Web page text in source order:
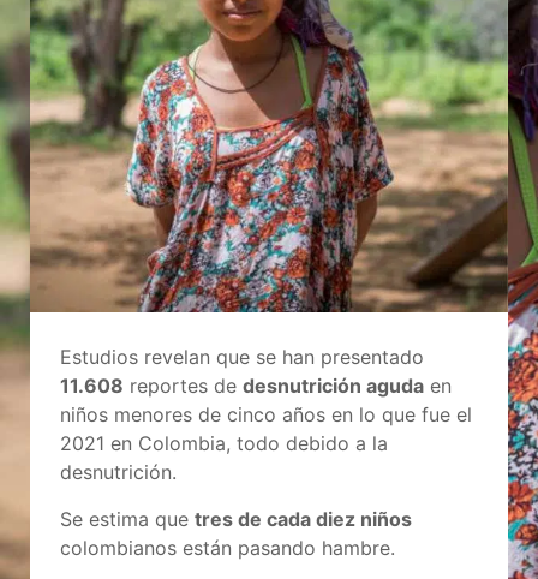
Estudios revelan que se han presentado
11.608 reportes de desnutrición aguda en
niños menores de cinco años en lo que fue el
2021 en Colombia, todo debido a la
desnutrición.
Se estima que tres de cada diez niños
colombianos están pasando hambre.